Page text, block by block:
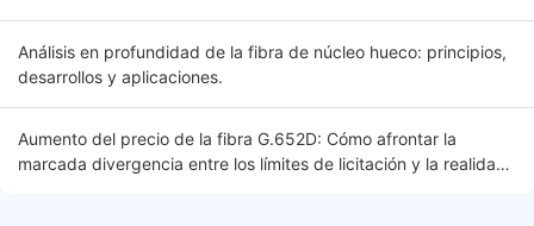
Análisis en profundidad de la fibra de núcleo hueco: principios,
desarrollos y aplicaciones.
Aumento del precio de la fibra G.652D: Cómo afrontar la
marcada divergencia entre los límites de licitación y la realidad